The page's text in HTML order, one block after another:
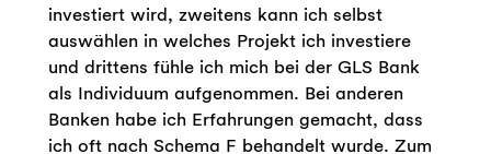
investiert wird, zweitens kann ich selbst
auswählen in welches Projekt ich investiere
und drittens fühle ich mich bei der GLS Bank
als Individuum aufgenommen. Bei anderen
Banken habe ich Erfahrungen gemacht, dass
ich oft nach Schema F behandelt wurde. Zum